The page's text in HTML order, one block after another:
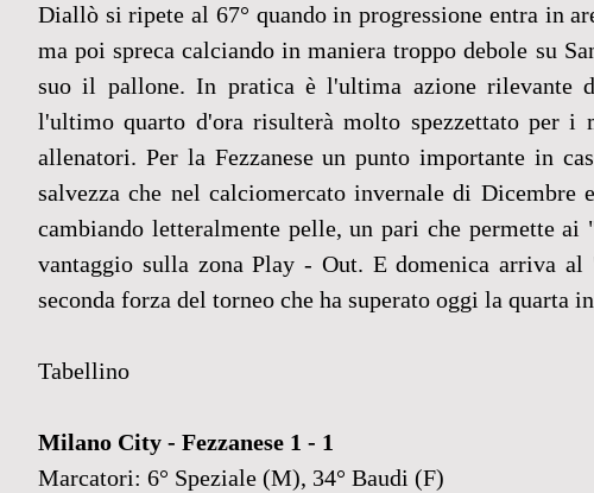
Diallò si ripete al 67° quando in progressione entra in
ma poi spreca calciando in maniera troppo debole su
suo il pallone. In pratica è l'ultima azione rilevante
l'ultimo quarto d'ora risulterà molto spezzettato per i
allenatori. Per la Fezzanese un punto importante in
salvezza che nel calciomercato invernale di Dicembre
cambiando letteralmente pelle, un pari che permette
vantaggio sulla zona Play - Out. E domenica arriva al
seconda forza del torneo che ha superato oggi la quarta
Tabellino
Milano City - Fezzanese 1 - 1
Marcatori: 6° Speziale (M), 34° Baudi (F)